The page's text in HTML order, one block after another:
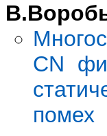
CN
помех